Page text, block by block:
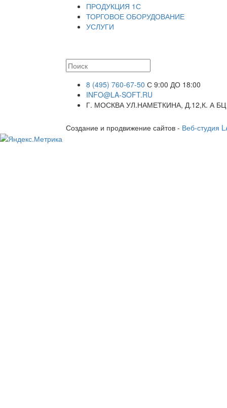
ПРОДУКЦИЯ 1С
ТОРГОВОЕ ОБОРУДОВАНИЕ
УСЛУГИ
8 (495) 760-67-50 С 9:00 ДО 18:00
INFO@LA-SOFT.RU
Г. МОСКВА УЛ.НАМЕТКИНА, Д.12,К. А
Создание и продвижение сайтов - Веб-студия